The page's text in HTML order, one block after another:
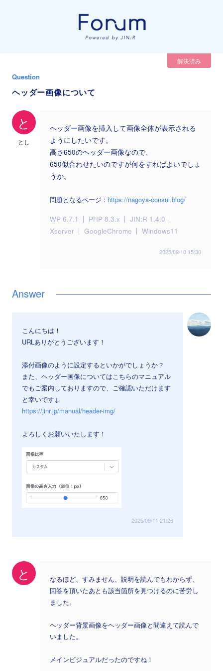
解決済み
Question
ヘッダー画像について
と
とし
ヘッダー画像を挿入して画像全体が表示される
ようにしたいです。
高さ650のヘッダー画像なので、
650似合わせたいのですが何をすればよいでしょ
うか。
問題となるページ : https://nagoya-consul.blog/
WP 6.7.1 PHP 8.3.x
JIN:R 1.4.0
Xserver
GoogleChrome Windows11
2025/09/10 15:30
こんにちは！
URLありがとうございます！
添付画像のように設定するといかがでしょうか？
また、ヘッダー画像についてはこちらのマニュアル
でもご案内しておりますので、ご確認いただけます
と幸いです↓
https://jinr.jp/manual/header-img/
よろしくお願いいたします！
2025/09/11 21:26
と
なるほど、すみません、説明を読んでもわからず、
回答を頂いたあとも該当箇所を見つけるのに苦労し
ました。
ヘッダー背景画像をヘッダー画像と間違えて読んで
いました。
メインビジュアルだったのですね！